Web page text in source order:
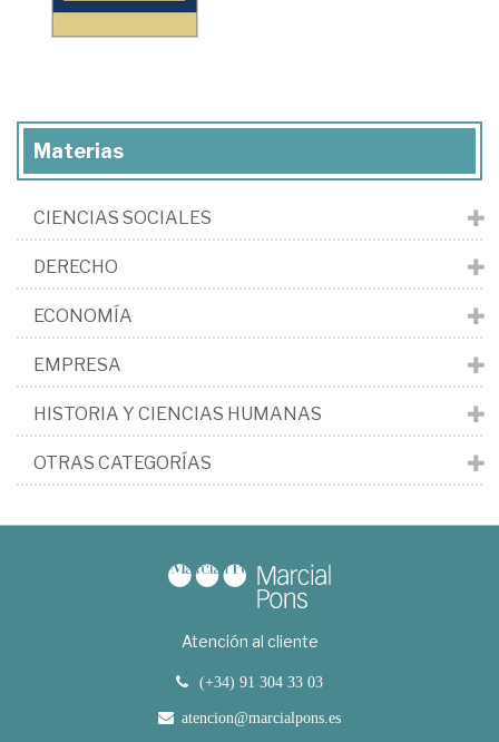
Materias
CIENCIAS SOCIALES
DERECHO
ECONOMÍA
EMPRESA
HISTORIA Y CIENCIAS HUMANAS
OTRAS CATEGORÍAS
Atención al cliente
(+34) 91 304 33 03
atencion@marcialpons.es